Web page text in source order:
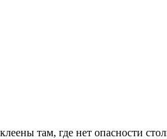
там, где нет опасности